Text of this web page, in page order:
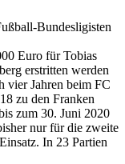
Bundesligisten
Euro für Tobias
erstritten werden
vier Jahren beim FC
zu den Franken
zum 30. Juni 2020
nur für die zweite
In 23 Partien